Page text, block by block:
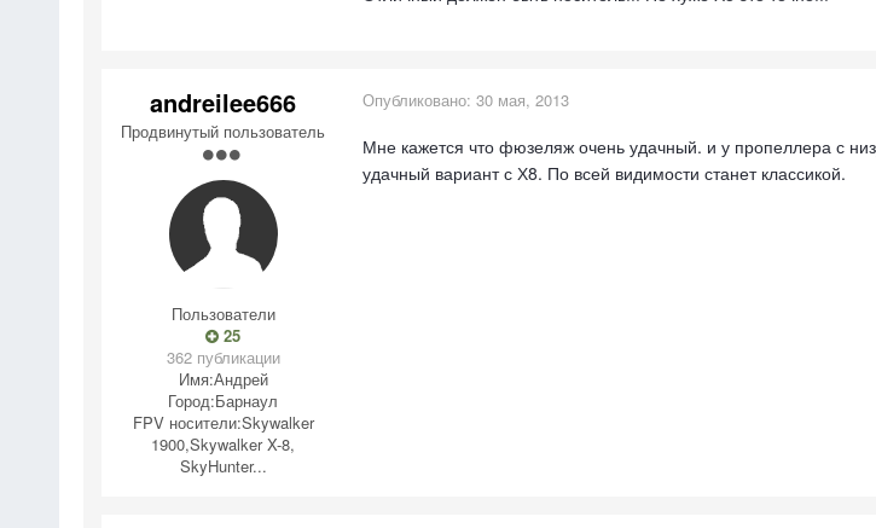
andreilee666
Продвинутый пользователь
Пользователи
25
362 публикации
Имя:Андрей
Город:Барнаул
FPV носители:Skywalker
1900,Skywalker X-8,
SkyHunter...
Опубликовано: 30 мая, 2013
Мне кажется что фюзеляж очень удачный. и у пропеллера с
удачный вариант с Х8. По всей видимости станет классикой.